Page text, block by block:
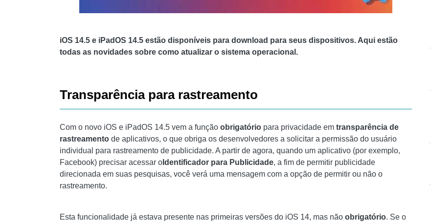
iOS 14.5 e iPadOS 14.5 estão disponíveis para download para seus dispositivos. Aqui estão
todas as novidades sobre como atualizar o sistema operacional.
Transparência para rastreamento
Com o novo iOS e iPadOS 14.5 vem a função obrigatório para privacidade em transparência de
rastreamento de aplicativos, o que obriga os desenvolvedores a solicitar a permissão do usuário
individual para rastreamento de publicidade. A partir de agora, quando um aplicativo (por exemplo,
Facebook) precisar acessar o Identificador para Publicidade, a fim de permitir publicidade
direcionada em suas pesquisas, você verá uma mensagem com a opção de permitir ou não o
rastreamento.
Esta funcionalidade já estava presente nas primeiras versões do iOS 14, mas não obrigatório. Se o